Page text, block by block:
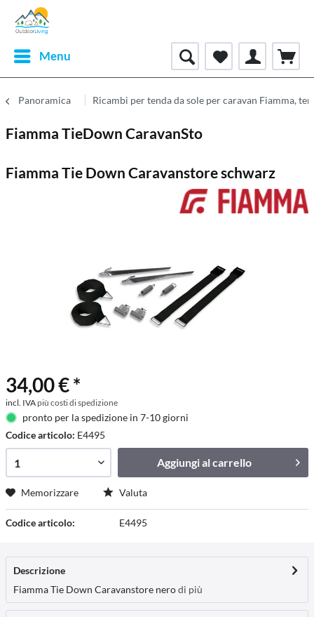
Menu
Panoramica Ricambi per tenda da sole per caravan Fiamma,
Fiamma TieDown CaravanSto
Fiamma Tie Down Caravanstore schwarz
34,00 € *
incl. IVA più costi di spedizione
pronto per la spedizione in 7-10 giorni
Codice articolo: E4495
Aggiungi alcarrello
Memorizzare Valuta
Codice articolo: E4495
Descrizione
Fiamma Tie Down Caravanstore nerodi più